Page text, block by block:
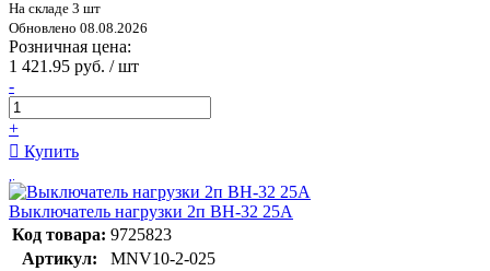
На складе 3 шт
Обновлено 08.08.2026
Розничная цена:
1 421.95 руб. / шт
-
+
Купить
Выключатель нагрузки 2п ВН-32 25А
Код товара: 9725823
Артикул:
MNV10-2-025